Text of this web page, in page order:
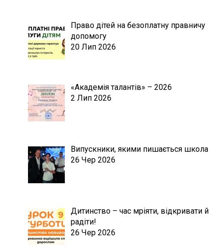
Право дітей на безоплатну правничу
допомогу
20 Лип 2026
«Академія талантів» – 2026
2 Лип 2026
Випускники, якими пишається школа
26 Чер 2026
Дитинство – час мріяти, відкривати й
радіти!
26 Чер 2026